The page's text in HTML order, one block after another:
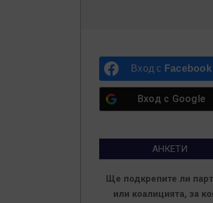
Вход с Facebook
Вход с Google
АНКЕТИ
Ще подкрепите ли
или коалицията, за